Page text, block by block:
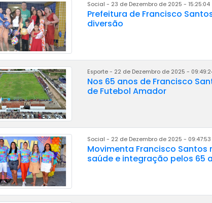
Social - 23 de Dezembro de 2025 - 15:25:04
Prefeitura de Francisco
diversão
Esporte - 22 de Dezembro de 2025 -
Nos 65 anos de Francisco
de Futebol Amador
Social - 22 de Dezembro de 2025 - 09:47:53
Movimenta Francisco
saúde e integração pelos 65